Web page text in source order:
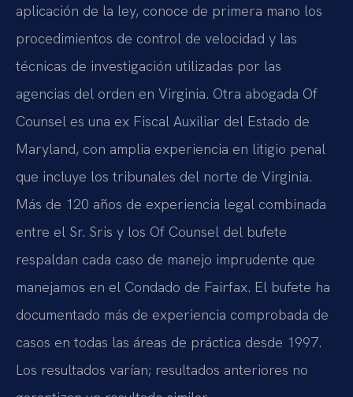
aplicación de la ley, conoce de primera mano los
procedimientos de control de velocidad y las
técnicas de investigación utilizadas por las
agencias del orden en Virginia. Otra abogada Of
Counsel es una ex Fiscal Auxiliar del Estado de
Maryland, con amplia experiencia en litigio penal
que incluye los tribunales del norte de Virginia.
Más de 120 años de experiencia legal combinada
entre el Sr. Sris y los Of Counsel del bufete
respaldan cada caso de manejo imprudente que
manejamos en el Condado de Fairfax. El bufete ha
documentado más de experiencia comprobada de
casos en todas las áreas de práctica desde 1997.
Los resultados varían; resultados anteriores no